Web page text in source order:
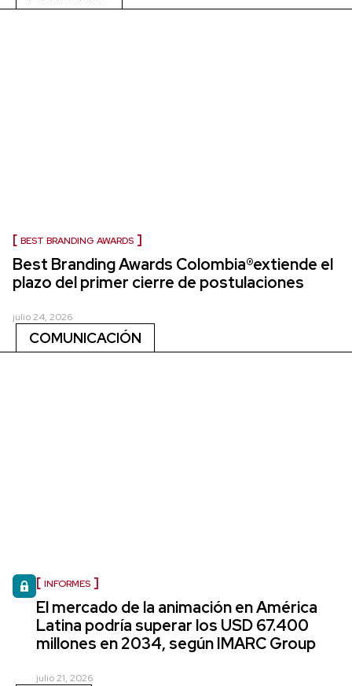
BEST BRANDING AWARDS
Best Branding Awards Colombia®extiende el
plazo del primer cierre de postulaciones
julio 24, 2026
COMUNICACIÓN
INFORMES
El mercado de la animación en América
Latina podría superar los USD 67.400
millones en 2034, según IMARC Group
julio 21, 2026